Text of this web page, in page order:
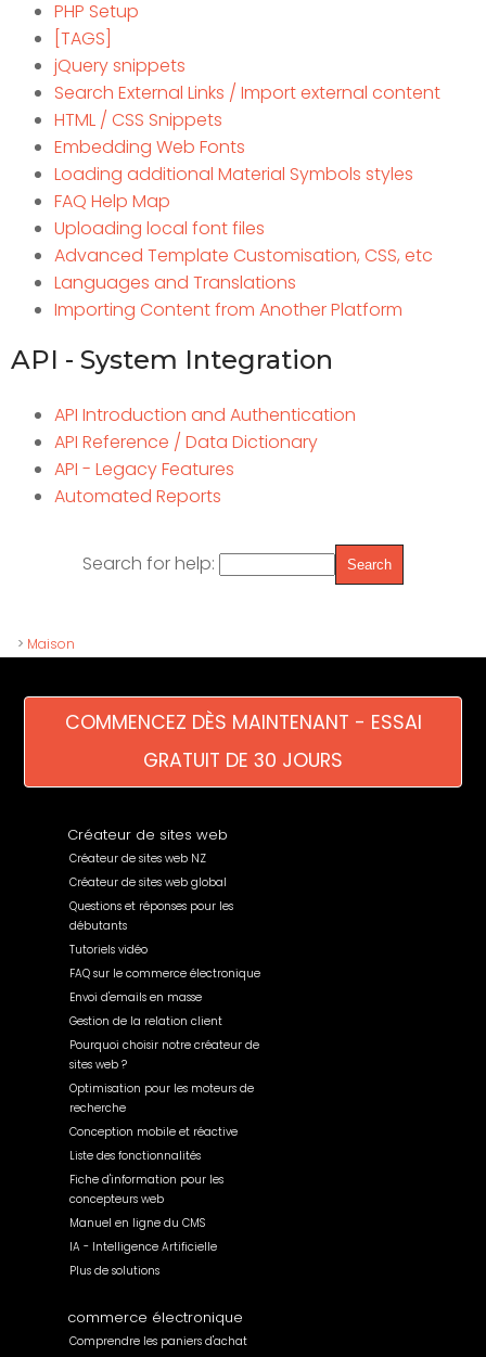
PHP Setup
[TAGS]
jQuery snippets
Search External Links / Import external content
HTML / CSS Snippets
Embedding Web Fonts
Loading additional Material Symbols styles
FAQ Help Map
Uploading local font files
Advanced Template Customisation, CSS, etc
Languages and Translations
Importing Content from Another Platform
API - System Integration
API Introduction and Authentication
API Reference / Data Dictionary
API - Legacy Features
Automated Reports
Search for help:
> Maison
COMMENCEZ DÈS MAINTENANT - ESSAI
GRATUIT DE 30 JOURS
Créateur de sites web
Créateur de sites web NZ
Créateur de sites web global
Questions et réponses pour les
débutants
Tutoriels vidéo
FAQ sur le commerce électronique
Envoi d'emails en masse
Gestion de la relation client
Pourquoi choisir notre créateur de
sites web ?
Optimisation pour les moteurs de
recherche
Conception mobile et réactive
Liste des fonctionnalités
Fiche d'information pour les
concepteurs web
Manuel en ligne du CMS
IA - Intelligence Artificielle
Plus de solutions
commerce électronique
Comprendre les paniers d'achat